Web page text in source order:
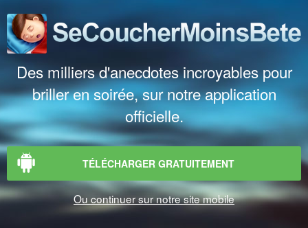
Des milliers d'anecdotes incroyables pour
briller en soirée, sur notre application
officielle.
TÉLÉCHARGER GRATUITEMENT
Ou continuer sur notre site mobile